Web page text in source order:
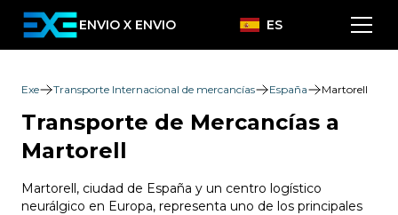
ENVIO X ENVIO ES
Exe Transporte Internacional de mercancías España Martorell
Transporte de Mercancías a
Martorell
Martorell, ciudad de España y un centro logístico
neurálgico en Europa, representa uno de los principales